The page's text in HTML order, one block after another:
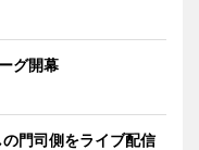
グ開幕
門司側をライブ配信